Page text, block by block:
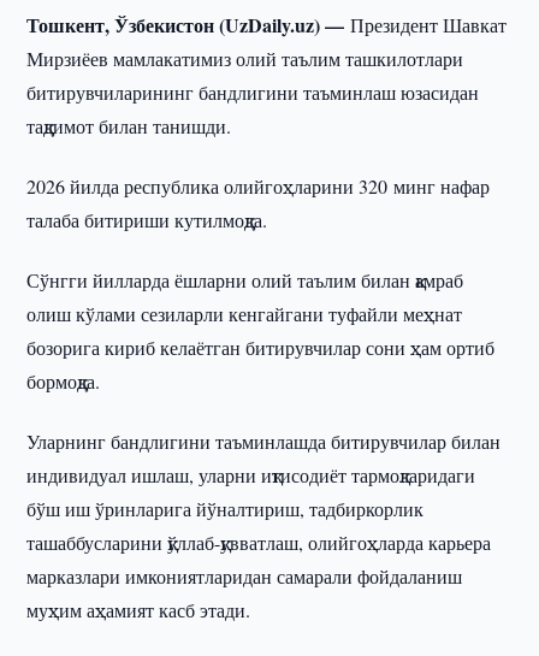
Тошкент, Ўзбекистон (UzDaily.uz) —Президент Шавкат
Мирзиёев мамлакатимиз олий таълим ташкилотлари
битирувчиларининг бандлигини таъминлаш юзасидан
тақдимот билан танишди.
2026 йилда республика олийгоҳларини 320 минг нафар
талаба битириши кутилмоқда.
Сўнгги йилларда ёшларни олий таълим билан қамраб
олиш кўлами сезиларли кенгайгани туфайли меҳнат
бозорига кириб келаётган битирувчилар сони ҳам ортиб
бормоқда.
Уларнинг бандлигини таъминлашда битирувчилар билан
индивидуал ишлаш, уларни иқтисодиёт тармоқларидаги
бўш иш ўринларига йўналтириш, тадбиркорлик
ташаббусларини қўллаб-қувватлаш, олийгоҳларда карьера
марказлари имкониятларидан самарали фойдаланиш
муҳим аҳамият касб этади.